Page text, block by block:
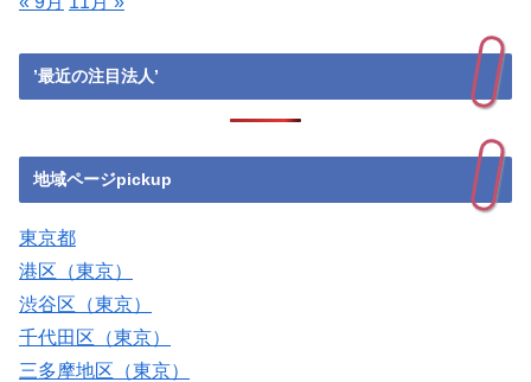
’最近の注目法人’
地域ページpickup
東京都
港区（東京）
渋谷区（東京）
千代田区（東京）
三多摩地区（東京）